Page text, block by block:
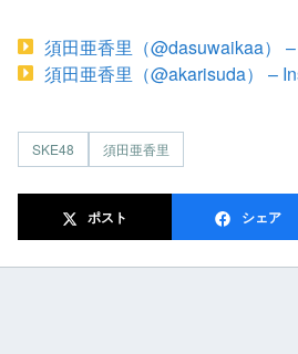
須田亜香里（@dasuwaikaa）
須田亜香里（@akarisuda） –
SKE48 須田亜香里
ポスト シェア